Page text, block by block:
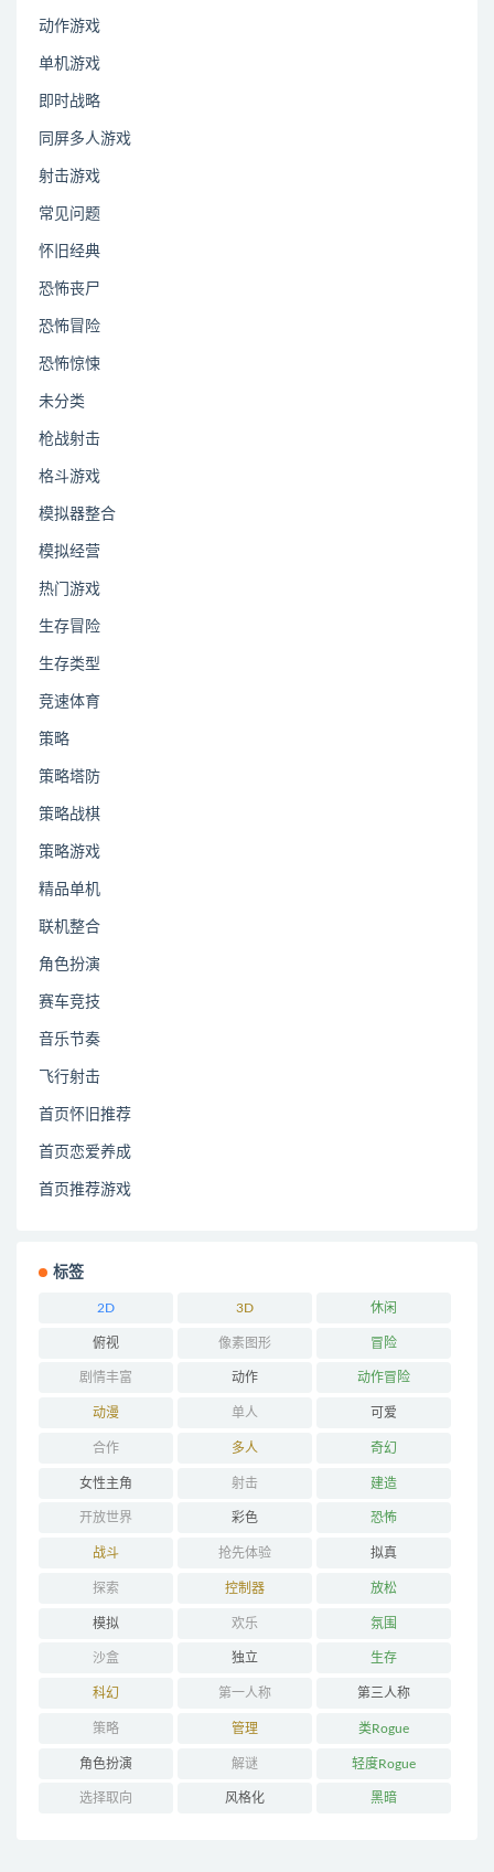
动作游戏
单机游戏
即时战略
同屏多人游戏
射击游戏
常见问题
怀旧经典
恐怖丧尸
恐怖冒险
恐怖惊悚
未分类
枪战射击
格斗游戏
模拟器整合
模拟经营
热门游戏
生存冒险
生存类型
竞速体育
策略
策略塔防
策略战棋
策略游戏
精品单机
联机整合
角色扮演
赛车竞技
音乐节奏
飞行射击
首页怀旧推荐
首页恋爱养成
首页推荐游戏
标签
2D 3D 休闲
俯视 像素图形 冒险
剧情丰富 动作 动作冒险
动漫 单人 可爱
合作 多人 奇幻
女性主角 射击 建造
开放世界 彩色 恐怖
战斗 抢先体验 拟真
探索 控制器 放松
模拟 欢乐 氛围
沙盒 独立 生存
科幻 第一人称 第三人称
策略 管理 类Rogue
角色扮演 解谜 轻度Rogue
选择取向 风格化 黑暗